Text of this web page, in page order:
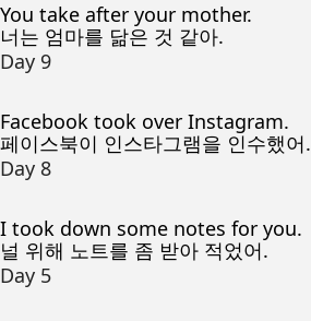
You take after your mother.
너는 엄마를 닮은 것 같아.
Day 9
Facebook took over Instagram.
페이스북이 인스타그램을 인수했어.
Day 8
I took down some notes for you.
널 위해 노트를 좀 받아 적었어.
Day 5